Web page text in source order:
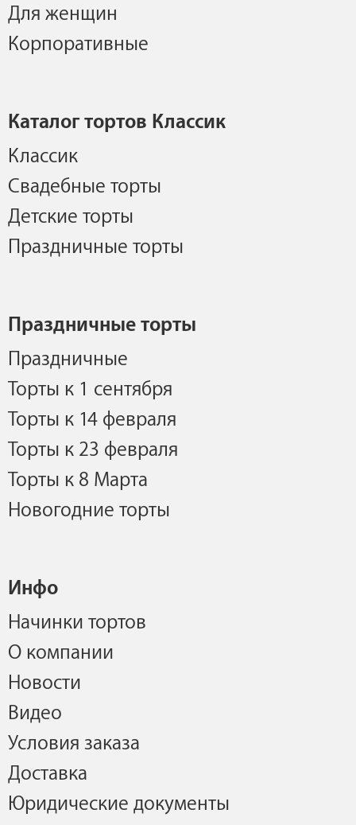
Для женщин
Корпоративные
Каталог тортов Классик
Классик
Свадебные торты
Детские торты
Праздничные торты
Праздничные торты
Праздничные
Торты к 1 сентября
Торты к 14 февраля
Торты к 23 февраля
Торты к 8 Марта
Новогодние торты
Инфо
Начинки тортов
О компании
Новости
Видео
Условия заказа
Доставка
Юридические документы